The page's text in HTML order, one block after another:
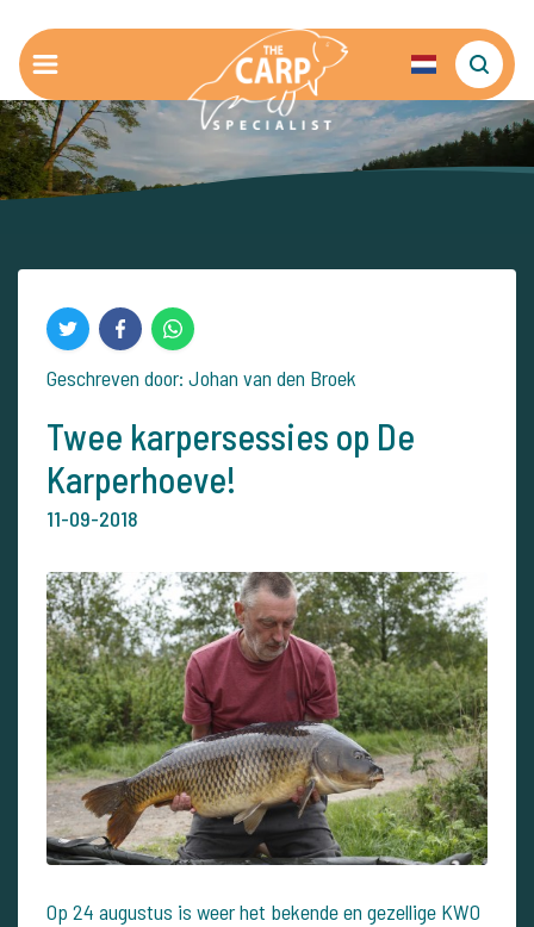
Geschreven door: Johan van den Broek
Twee karpersessies op De
Karperhoeve!
11-09-2018
Op 24 augustus is weer het bekende en gezellige KWO